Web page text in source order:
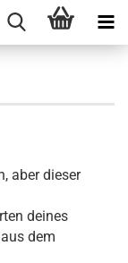
aber dieser
deines
dem